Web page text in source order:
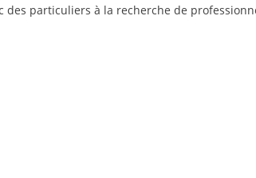
particuliers à la recherche de